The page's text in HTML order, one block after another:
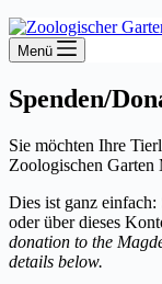
Menü
Spenden/
Sie möchten Ihre
Zoologischen Garten
Dies ist ganz
oder über dieses
donation to the
details below.